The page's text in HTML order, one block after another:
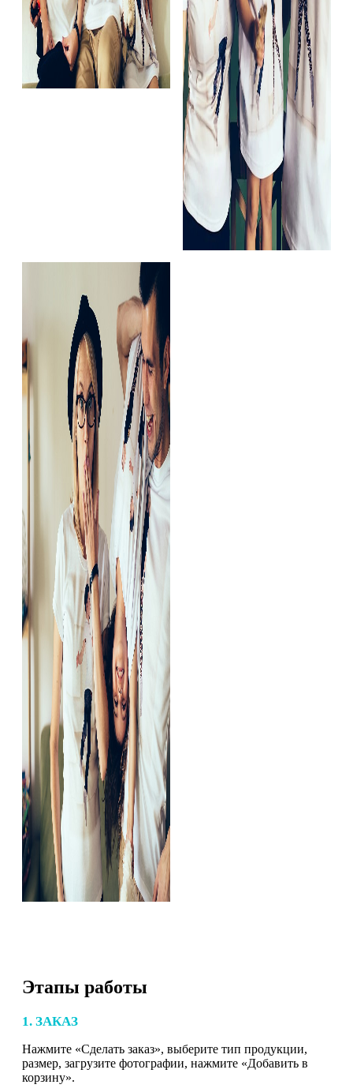
Этапы работы
1. ЗАКАЗ
Нажмите «Сделать заказ», выберите тип продукции,
размер, загрузите фотографии, нажмите «Добавить в
корзину».